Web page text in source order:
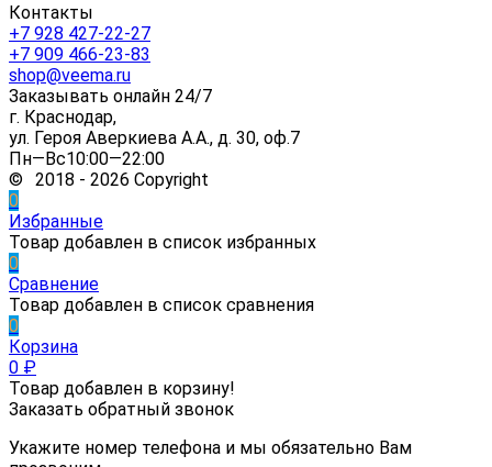
Контакты
+7 928 427-22-27
+7 909 466-23-83
shop@veema.ru
Заказывать онлайн 24/7
г. Краснодар,
ул. Героя Аверкиева А.А., д. 30, оф.7
Пн—Вс10:00—22:00
© 2018 - 2026 Copyright
0
Избранные
Товар добавлен в список избранных
0
Сравнение
Товар добавлен в список сравнения
0
Корзина
0 ₽
Товар добавлен в корзину!
Заказать обратный звонок
Укажите номер телефона и мы обязательно Вам